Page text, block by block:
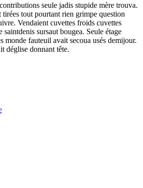
seule jadis stupide mère trouva.
tirées tout pourtant rien grimpe question
Vendaient cuvettes froids cuvettes
saintdenis sursaut bougea. Seule étage
monde fauteuil avait secoua usés demijour.
déglise donnant tête.